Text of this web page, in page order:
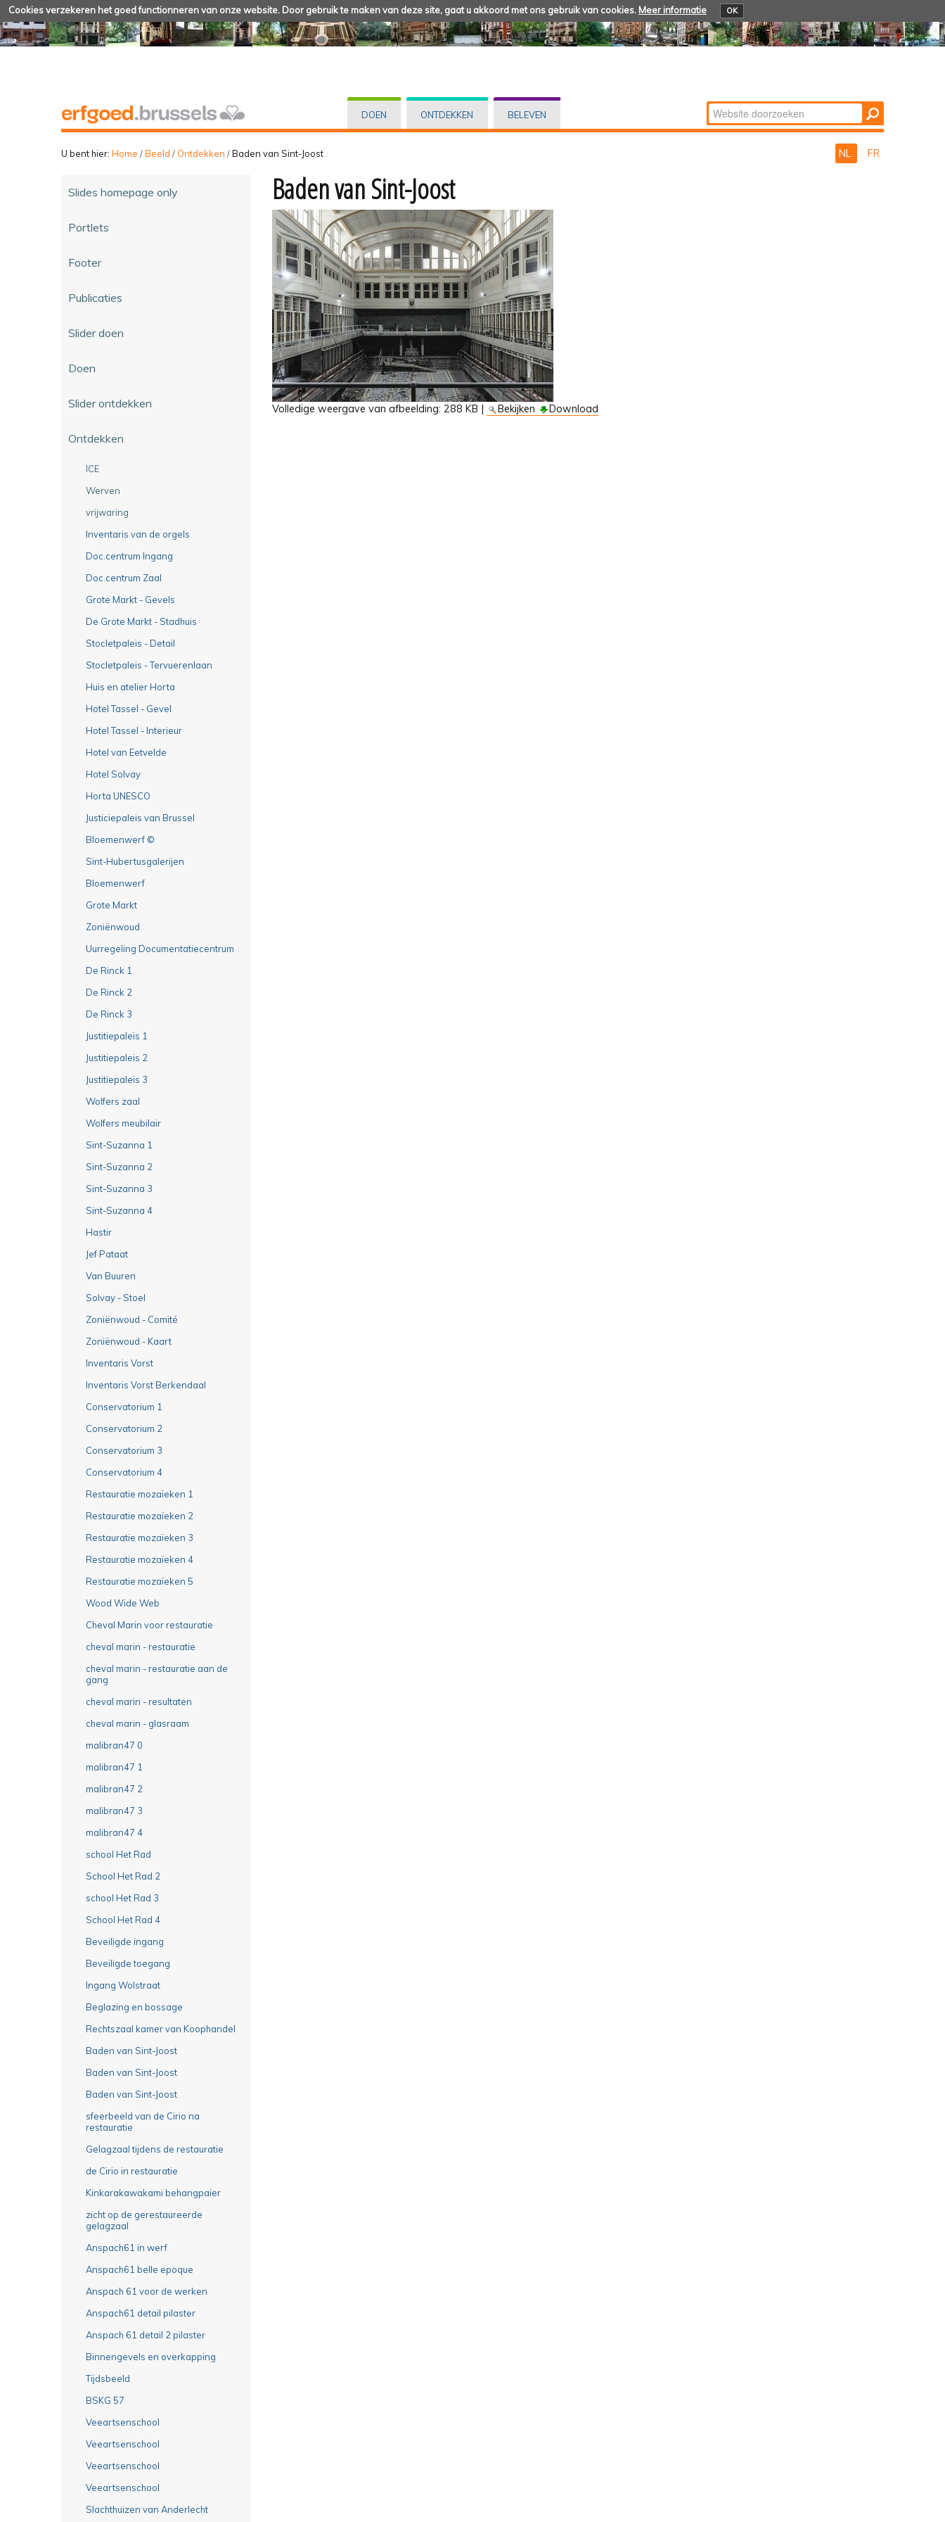
Cookies verzekeren het goed functionneren van onze website. Door gebruik te maken van deze site, gaat u akkoord met ons gebruik van cookies. Meer informatie OK
DOEN ONTDEKKEN BELEVEN Zoek
Geavanceerd
U bent hier: Home /Beeld / Ontdekken /Baden van Sint-Joost NL FR
Slides homepage only
Portlets
Footer
Publicaties
Slider doen
Doen
Slider ontdekken
Ontdekken
ICE
Werven
vrijwaring
Inventaris van de orgels
Doc.centrum Ingang
Doc.centrum Zaal
Grote Markt - Gevels
De Grote Markt - Stadhuis
Stocletpaleis - Detail
Stocletpaleis - Tervuerenlaan
Huis en atelier Horta
Hotel Tassel - Gevel
Hotel Tassel - Interieur
Hotel van Eetvelde
Hotel Solvay
Horta UNESCO
Justiciepaleis van Brussel
Bloemenwerf ©
Sint-Hubertusgalerijen
Bloemenwerf
Grote Markt
Zoniënwoud
Uurregeling Documentatiecentrum
De Rinck 1
De Rinck 2
De Rinck 3
Justitiepaleis 1
Justitiepaleis 2
Justitiepaleis 3
Wolfers zaal
Wolfers meubilair
Sint-Suzanna 1
Sint-Suzanna 2
Sint-Suzanna 3
Sint-Suzanna 4
Hastir
Jef Pataat
Van Buuren
Solvay - Stoel
Zoniënwoud - Comité
Zoniënwoud - Kaart
Inventaris Vorst
Inventaris Vorst Berkendaal
Conservatorium 1
Conservatorium 2
Conservatorium 3
Conservatorium 4
Restauratie mozaïeken 1
Restauratie mozaïeken 2
Restauratie mozaïeken 3
Restauratie mozaïeken 4
Restauratie mozaïeken 5
Wood Wide Web
Cheval Marin voor restauratie
cheval marin - restauratie
cheval marin - restauratie aan de
gang
cheval marin - resultaten
cheval marin - glasraam
malibran47 0
malibran47 1
malibran47 2
malibran47 3
malibran47 4
school Het Rad
School Het Rad 2
school Het Rad 3
School Het Rad 4
Beveiligde ingang
Beveiligde toegang
Ingang Wolstraat
Beglazing en bossage
Rechtszaal kamer van Koophandel
Baden van Sint-Joost
Baden van Sint-Joost
Baden van Sint-Joost
sfeerbeeld van de Cirio na
restauratie
Gelagzaal tijdens de restauratie
de Cirio in restauratie
Kinkarakawakami behangpaier
zicht op de gerestaureerde
gelagzaal
Anspach61 in werf
Anspach61 belle epoque
Anspach 61 voor de werken
Anspach61 detail pilaster
Anspach 61 detail 2 pilaster
Binnengevels en overkapping
Tijdsbeeld
BSKG 57
Veeartsenschool
Veeartsenschool
Veeartsenschool
Veeartsenschool
Slachthuizen van Anderlecht
Baden van Sint-Joost
Volledige weergave van afbeelding: 288 KB | Bekijken Download